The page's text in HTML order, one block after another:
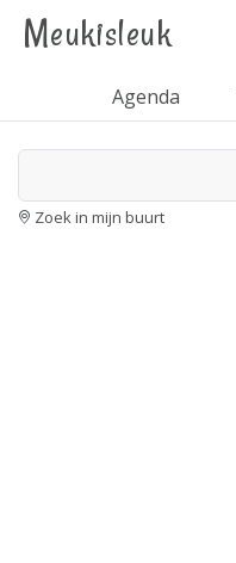
Meukisleuk
Agenda
Zoek in mijn buurt